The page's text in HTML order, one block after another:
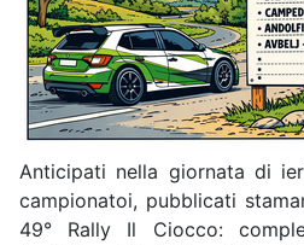
Anticipati nella giornata di
campionatoi, pubblicati
49° Rally Il Ciocco: